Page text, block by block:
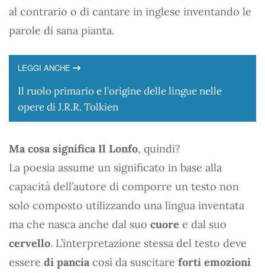
al contrario o di cantare in inglese inventando le
parole di sana pianta.
LEGGI ANCHE
Il ruolo primario e l’origine delle lingue nelle
opere di J.R.R. Tolkien
Ma cosa significa Il Lonfo, quindi?
La poesia assume un significato in base alla
capacità dell’autore di comporre un testo non
solo composto utilizzando una lingua inventata
ma che nasca anche dal suo cuore e dal suo
cervello. L’interpretazione stessa del testo deve
essere di pancia così da suscitare forti emozioni